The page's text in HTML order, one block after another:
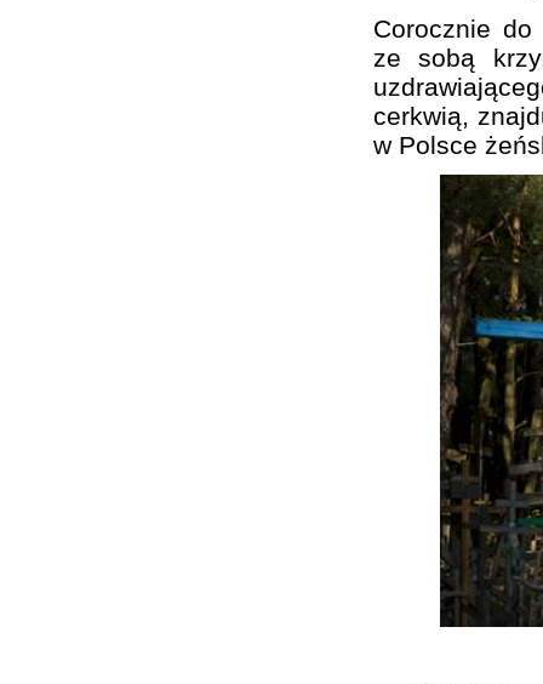
Corocznie
ze sobą
cerkwią,
w Polsce